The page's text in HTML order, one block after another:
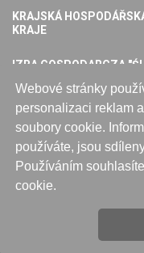
Webové stránky
personalizaci reklam
soubory cookie.
používáte, jsou
Používáním
cookie.
KRAJSKÁ
KRAJE
IZBA GOSPODARCZA
KARKONOSKA
SUDECKA IZBA
Web7master
mobilní aplikace